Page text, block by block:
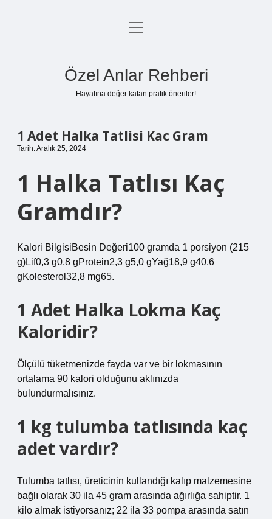
Anasayfa
menüyü
Özel Anlar Rehberi
Hayatına değer katan pratik öneriler!
1 Adet Halka Tatlisi Kac Gram
Tarih: Aralık 25, 2024
1 Halka Tatlısı Kaç
Gramdır?
Kalori BilgisiBesin Değeri100 gramda 1 porsiyon (215
g)Lif0,3 g0,8 gProtein2,3 g5,0 gYağ18,9 g40,6
gKolesterol32,8 mg65.
1 Adet Halka Lokma Kaç
Kaloridir?
Ölçülü tüketmenizde fayda var ve bir lokmasının
ortalama 90 kalori olduğunu aklınızda
bulundurmalısınız.
1 kg tulumba tatlısında kaç
adet vardır?
Tulumba tatlısı, üreticinin kullandığı kalıp malzemesine
bağlı olarak 30 ila 45 gram arasında ağırlığa sahiptir. 1
kilo almak istiyorsanız; 22 ila 33 pompa arasında satın